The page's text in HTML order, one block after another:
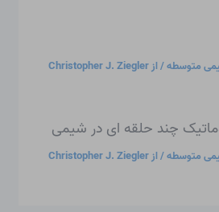
متوسطه/ از Christopher J. Ziegler
چند حلقه ای در شیمی
متوسطه/ از Christopher J. Ziegler